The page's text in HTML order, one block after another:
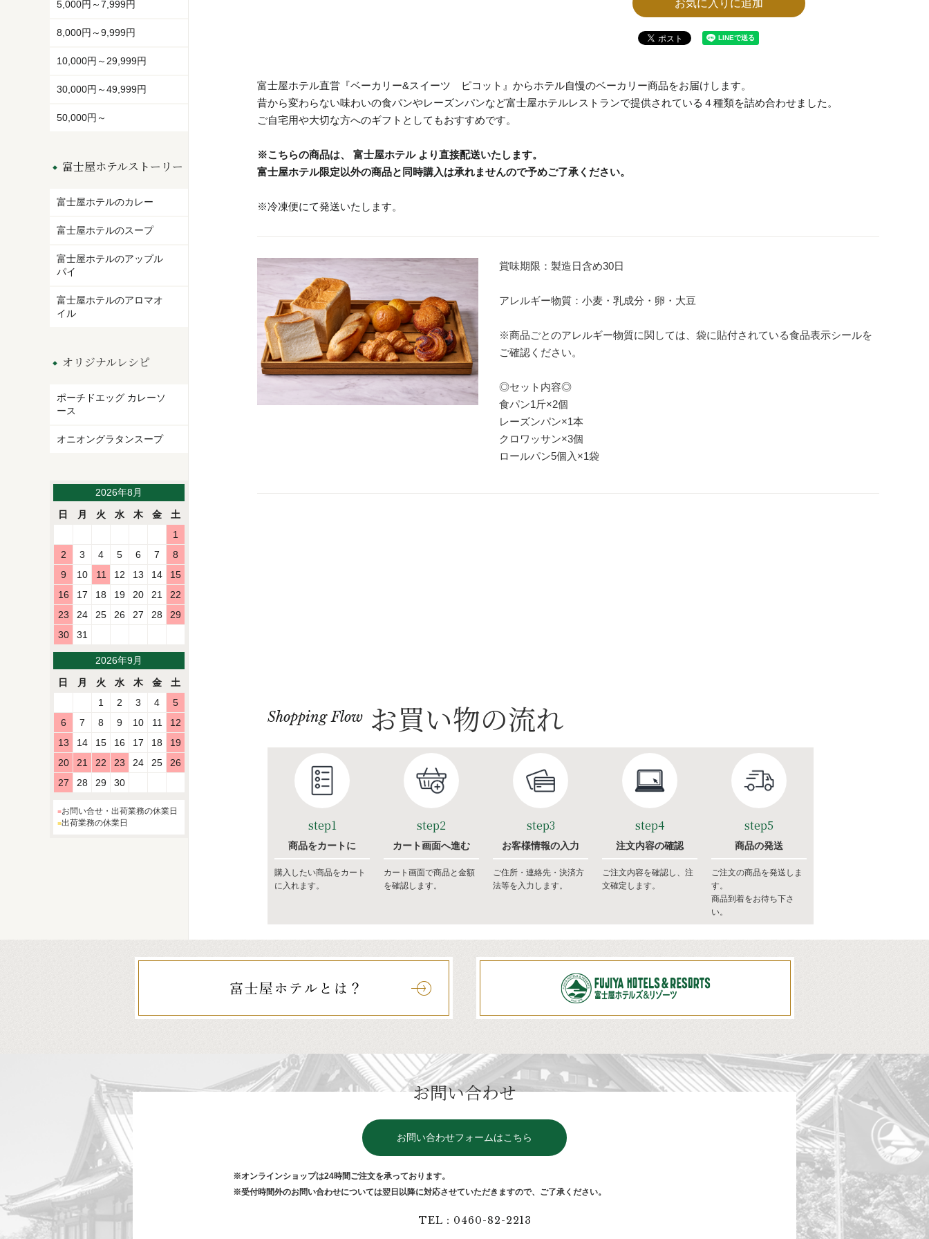
お気に入りに追加
富士屋ホテル直営『ベーカリー&スイーツ ピコット』からホテル自慢のベーカリー商品をお届けします。
昔から変わらない味わいの食パンやレーズンパンなど富士屋ホテルレストランで提供されている４種類を詰め合わせました。
ご自宅用や大切な方へのギフトとしてもおすすめです。
※こちらの商品は、 富士屋ホテル より直接配送いたします。
富士屋ホテル限定以外の商品と同時購入は承れませんので予めご了承ください。
※冷凍便にて発送いたします。
賞味期限：製造日含め30日
アレルギー物質：小麦・乳成分・卵・大豆
※商品ごとのアレルギー物質に関しては、袋に貼付されている食品表示シールを
ご確認ください。
◎セット内容◎
食パン1斤×2個
レーズンパン×1本
クロワッサン×3個
ロールパン5個入×1袋
Shopping Flow お買い物の流れ
step1
商品をカートに
購入したい商品をカート
に入れます。
step2
カート画面へ進む
カート画面で商品と金額
を確認します。
step3
お客様情報の入力
ご住所・連絡先・決済方
法等を入力します。
step4
注文内容の確認
ご注文内容を確認し、注
文確定します。
step5
商品の発送
ご注文の商品を発送しま
す。
商品到着をお待ち下さ
い。
5,000円～7,999円
8,000円～9,999円
10,000円～29,999円
30,000円～49,999円
50,000円～
富士屋ホテルストーリー
富士屋ホテルのカレー
富士屋ホテルのスープ
富士屋ホテルのアップル
パイ
富士屋ホテルのアロマオ
イル
オリジナルレシピ
ポーチドエッグ カレーソ
ース
オニオングラタンスープ
2026年8月
日
月 火 水 木 金
土
1
2
3 4 5 6 7
8
9
10 11 12 13 14
15
16
17 18 19 20 21
22
23
24 25 26 27 28
29
30
31
2026年9月
日
月 火 水 木 金
土
1
2 3 4
5
6
7 8 9 10 11
12
13
14 15 16 17 18
19
20
21 22 23 24 25
26
27
28 29 30
お問い合せ・出荷業務の休業日
出荷業務の休業日
お問い合わせ
お問い合わせフォームはこちら
※オンラインショップは24時間ご注⽂を承っております。
※受付時間外のお問い合わせについては翌⽇以降に対応させていただきますので、ご了承ください。
TEL：0460-82-2213